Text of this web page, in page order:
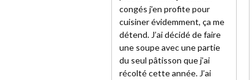
congés j’en profite pour
cuisiner évidemment, ça me
détend. J’ai décidé de faire
une soupe avec une partie
du seul pâtisson que j’ai
récolté cette année. J’ai